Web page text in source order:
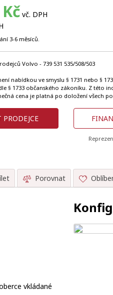
vč. DPH
3-6 měsíců.
Volvo - 739 531 535/508/503
nabídkou ve smyslu § 1731 nebo §
§ 1733 občanského zákoníku. Z této
cena je platná po doložení všech
PRODEJCE
Porovnat
vkládané